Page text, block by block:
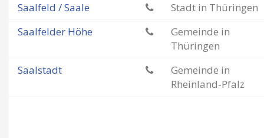
Saalfeld / Saale
Stadt in Thüringen
Saalfelder Höhe
Gemeinde in
Thüringen
Saalstadt
Gemeinde in
Rheinland-Pfalz